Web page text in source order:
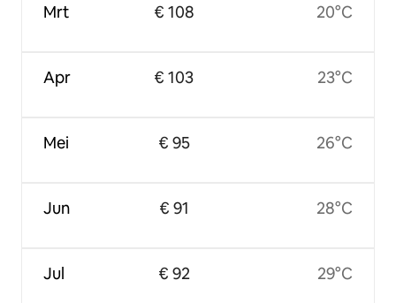
Mrt
Apr
Mei
Jun
Jul
€ 108
€ 103
€ 95
€ 91
€ 92
20°C
23°C
26°C
28°C
29°C